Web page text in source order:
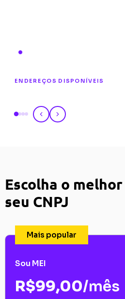
ENDEREÇOS DISPONÍVEIS
Escolha o
seu CNPJ
Mais popular
Sou MEI
R$99,00/mês